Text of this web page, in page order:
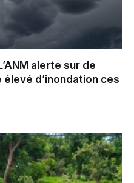
alerte sur de
d’inondation ces